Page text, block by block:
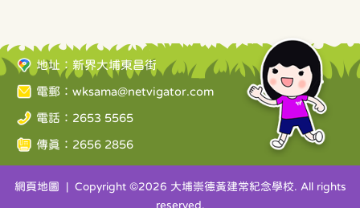
地址：新界大埔東昌街
電郵： wksama@netvigator.com
電話：2653 5565
傳真：2656 2856
網頁地圖 | Copyright ©2026 大埔崇德黃建常紀念學校. All rights
reserved.